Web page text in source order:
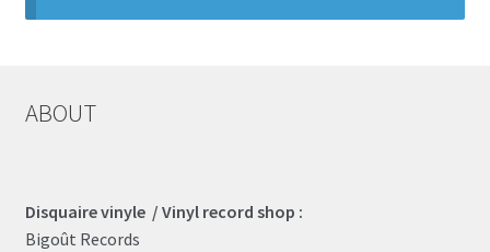
ABOUT
Disquaire vinyle / Vinyl record shop :
Bigoût Records